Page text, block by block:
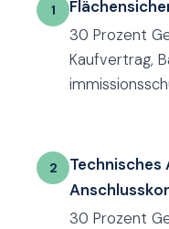
1
30 Prozent
Kaufvertrag,
2
Technisches
30 Prozent